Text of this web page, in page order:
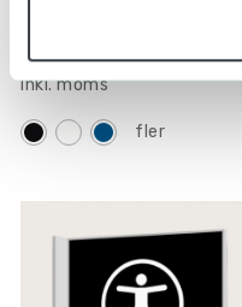
406.00 kr
Inkl. moms
fler